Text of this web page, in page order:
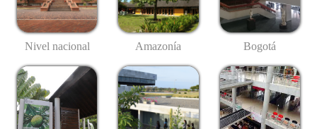
Nivel nacional Amazonía Bogotá